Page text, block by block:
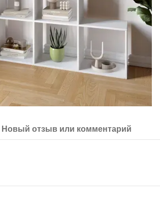
Новый отзыв или комментарий